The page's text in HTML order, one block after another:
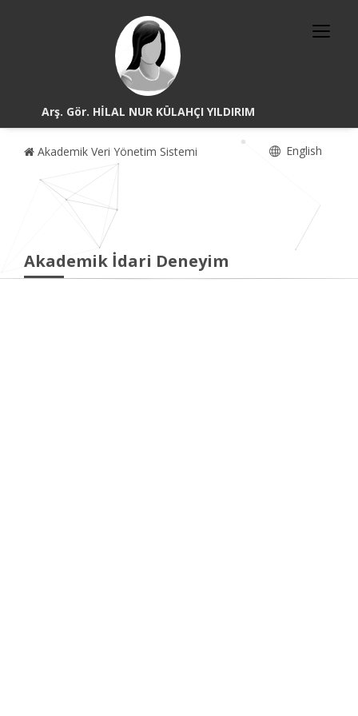
Arş. Gör. HİLAL NUR KÜLAHÇI YILDIRIM
Akademik Veri Yönetim Sistemi English
Akademik İdari Deneyim